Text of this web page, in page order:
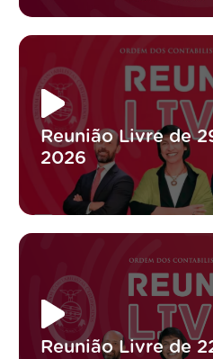
Reunião Livre de
2026
Reunião Livre de